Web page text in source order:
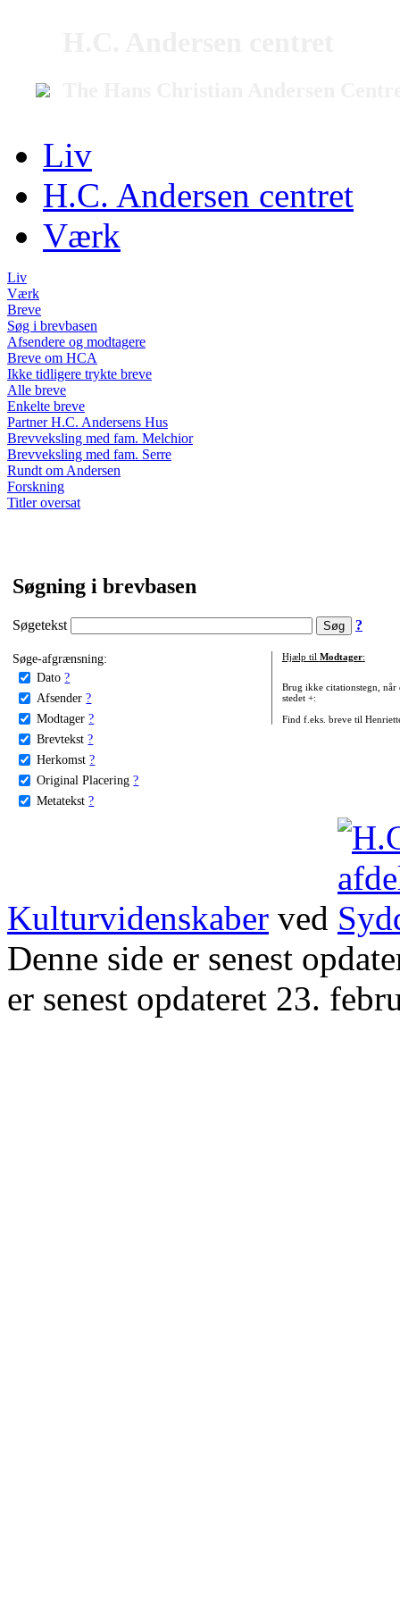
Liv
H.C. Andersen centret
Værk
Liv
Værk
Breve
Søg i brevbasen
Afsendere og modtagere
Breve om HCA
Ikke tidligere trykte breve
Alle breve
Enkelte breve
Partner H.C. Andersens Hus
Brevveksling med fam. Melchior
Brevveksling med fam. Serre
Rundt om Andersen
Forskning
Titler oversat
Søgning i brevbasen
Søgetekst ?
Søge-afgrænsning:
Dato ?
Afsender ?
Modtager ?
Brevtekst ?
Herkomst ?
Original Placering ?
Metatekst ?
Hjælp til Modtager:
Brug ikke citationstegn, når
stedet +:
Find f.eks. breve til
Kulturvidenskaber ved
Denne side er senest
er senest opdateret 23.